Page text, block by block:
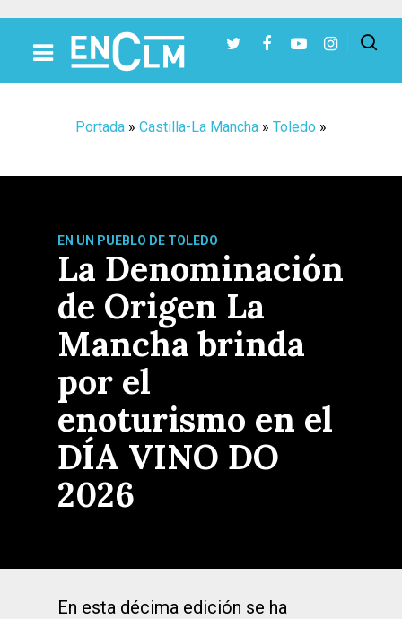
Portada » Castilla-La Mancha » Toledo »
EN UN PUEBLO DE TOLEDO
La Denominación
de Origen La
Mancha brinda
por el
enoturismo en el
DÍA VINO DO
2026
En esta décima edición se ha